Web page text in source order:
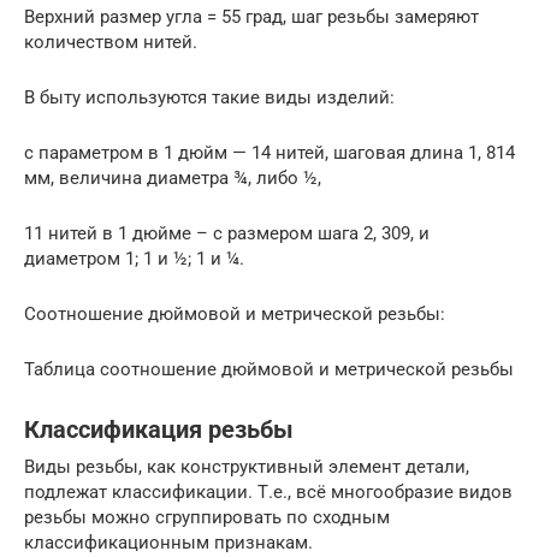
Верхний размер угла = 55 град, шаг резьбы замеряют
количеством нитей.
В быту используются такие виды изделий:
с параметром в 1 дюйм — 14 нитей, шаговая длина 1, 814
мм, величина диаметра ¾, либо ½,
11 нитей в 1 дюйме – с размером шага 2, 309, и
диаметром 1; 1 и ½; 1 и ¼.
Соотношение дюймовой и метрической резьбы:
Таблица соотношение дюймовой и метрической резьбы
Классификация резьбы
Виды резьбы, как конструктивный элемент детали,
подлежат классификации. Т.е., всё многообразие видов
резьбы можно сгруппировать по сходным
классификационным признакам.